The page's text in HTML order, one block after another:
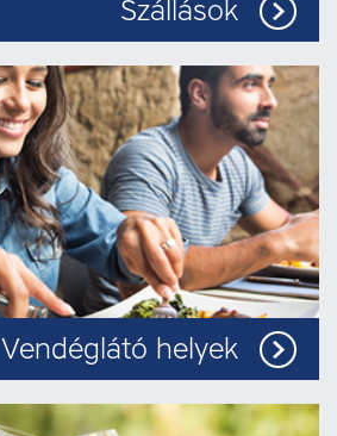
Szállások
Vendéglátó helyek